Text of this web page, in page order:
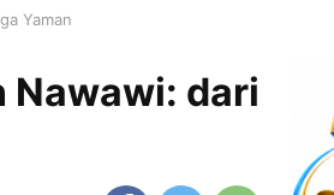
Yaman
Nawawi: dari